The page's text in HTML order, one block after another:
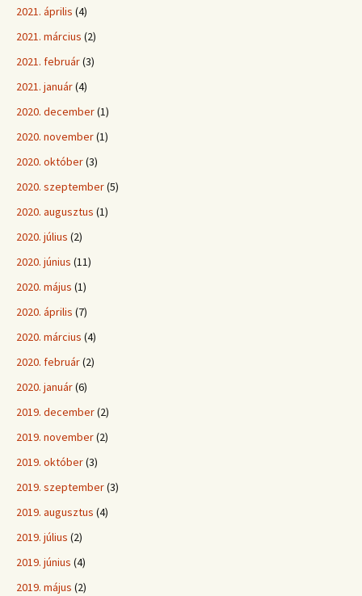
2021. április (4)
2021. március (2)
2021. február(3)
2021. január(4)
2020. december(1)
2020. november(1)
2020. október(3)
2020. szeptember(5)
2020. augusztus (1)
2020. július (2)
2020. június (11)
2020. május (1)
2020. április (7)
2020. március (4)
2020. február(2)
2020. január(6)
2019. december(2)
2019. november(2)
2019. október(3)
2019. szeptember(3)
2019. augusztus (4)
2019. július (2)
2019. június (4)
2019. május (2)